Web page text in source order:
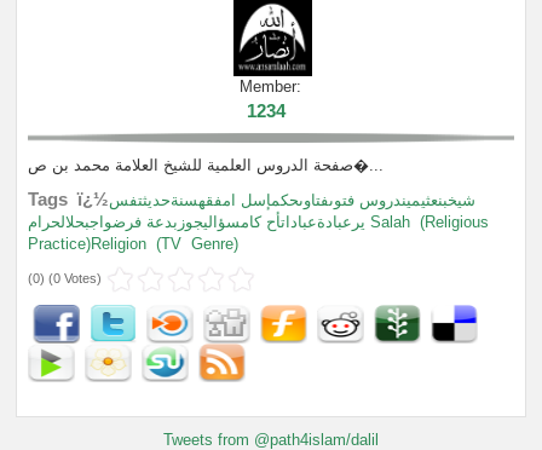
Member:
1234
صفحة الدروس العلمية للشيخ العلامة محمد بن ص�...
Tags ï¿½شيخبنعثيميندروس فتوىفتاوىحكمإسل امفقهسنةحديثتفس
يرعبادةعباداتأح كامسؤاليجوزبدعة فرضواجبحلالحرام Salah (Religious
Practice)Religion (TV Genre)
(0) (0 Votes)
Tweets from @path4islam/dalil